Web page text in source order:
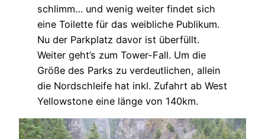
schlimm… und wenig weiter findet sich
eine Toilette für das weibliche Publikum.
Nu der Parkplatz davor ist überfüllt.
Weiter geht’s zum Tower-Fall. Um die
Größe des Parks zu verdeutlichen, allein
die Nordschleife hat inkl. Zufahrt ab West
Yellowstone eine länge von 140km.